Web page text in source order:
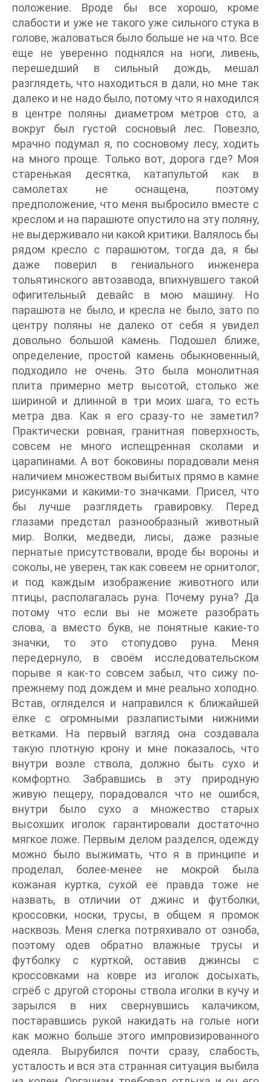
положение. Вроде бы все хорошо, кроме
слабости и уже не такого уже сильного стука в
голове, жаловаться было больше не на что. Все
еще не уверенно поднялся на ноги, ливень,
перешедший в сильный дождь, мешал
разглядеть, что находиться в дали, но мне так
далеко и не надо было, потому что я находился
в центре поляны диаметром метров сто, а
вокруг был густой сосновый лес. Повезло,
мрачно подумал я, по сосновому лесу, ходить
на много проще. Только вот, дорога где? Моя
старенькая десятка, катапультой как в
самолетах не оснащена, поэтому
предположение, что меня выбросило вместе с
креслом и на парашюте опустило на эту поляну,
не выдерживало ни какой критики. Валялось бы
рядом кресло с парашютом, тогда да, я бы
даже поверил в гениального инженера
тольятинского автозавода, впихнувшего такой
офигительный девайс в мою машину. Но
парашюта не было, и кресла не было, зато по
центру поляны не далеко от себя я увидел
довольно большой камень. Подошел ближе,
определение, простой камень обыкновенный,
подходило не очень. Это была монолитная
плита примерно метр высотой, столько же
шириной и длинной в три моих шага, то есть
метра два. Как я его сразу-то не заметил?
Практически ровная, гранитная поверхность,
совсем не много испещренная сколами и
царапинами. А вот боковины порадовали меня
наличием множеством выбитых прямо в камне
рисунками и какими-то значками. Присел, что
бы лучше разглядеть гравировку. Перед
глазами предстал разнообразный животный
мир. Волки, медведи, лисы, даже разные
пернатые присутствовали, вроде бы вороны и
соколы, не уверен, так как совеем не орнитолог,
и под каждым изображение животного или
птицы, располагалась руна. Почему руна? Да
потому что если вы не можете разобрать
слова, а вместо букв, не понятные какие-то
значки, то это стопудово руна. Меня
передернуло, в своём исследовательском
порыве я как-то совсем забыл, что сижу по-
прежнему под дождем и мне реально холодно.
Встав, огляделся и направился к ближайшей
ёлке с огромными разлапистыми нижними
ветками. На первый взгляд она создавала
такую плотную крону и мне показалось, что
внутри возле ствола, должно быть сухо и
комфортно. Забравшись в эту природную
живую пещеру, порадовался что не ошибся,
внутри было сухо а множество старых
высохших иголок гарантировали достаточно
мягкое ложе. Первым делом разделся, одежду
можно было выжимать, что я в принципе и
проделал, более-менее не мокрой была
кожаная куртка, сухой её правда тоже не
назвать, в отличии от джинс и футболки,
кроссовки, носки, трусы, в общем я промок
насквозь. Меня слегка потряхивало от озноба,
поэтому одев обратно влажные трусы и
футболку с курткой, оставив джинсы с
кроссовками на ковре из иголок досыхать,
сгрёб с другой стороны ствола иголки в кучу и
зарылся в них свернувшись калачиком,
постаравшись рукой накидать на голые ноги
как можно больше этого импровизированного
одеяла. Вырубился почти сразу, слабость,
усталость и вся эта странная ситуация выбила